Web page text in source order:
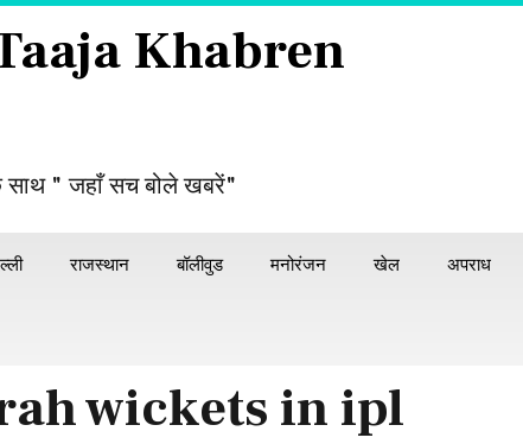
Khabren
" जहाँ सच बोले खबरें"
राजस्थान बॉलीवुड मनोरंजन खेल अपराध
wickets in ipl